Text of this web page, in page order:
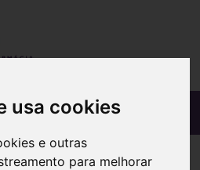
usa cookies
e outras
para melhorar